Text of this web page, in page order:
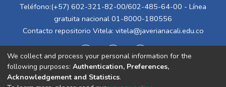
Teléfono:(+57) 602-321-82-00/602-485-64-00 - Línea
gratuita nacional 01-8000-180556
Contacto repositorio Vitela: vitela@javerianacali.edu.co
We collect and process your personal information for the
following purposes: Authentication, Preferences,
Acknowledgement and Statistics.